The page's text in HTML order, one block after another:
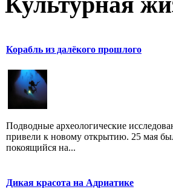
Корабль из далёкого прошлого
Подводные археологические
привели к новому открытию. 25 мая
покоящийся на...
Дикая красота на Адриатике